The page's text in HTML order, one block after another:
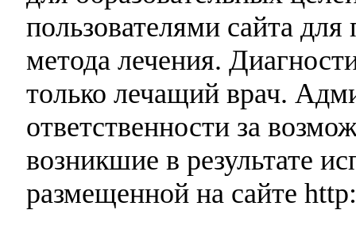
пользователями сайта
метода лечения.
только лечащий врач.
ответственности за
возникшие в результате
размещенной на сайте